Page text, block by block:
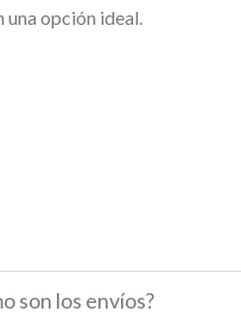
opción ideal.
son los envíos?